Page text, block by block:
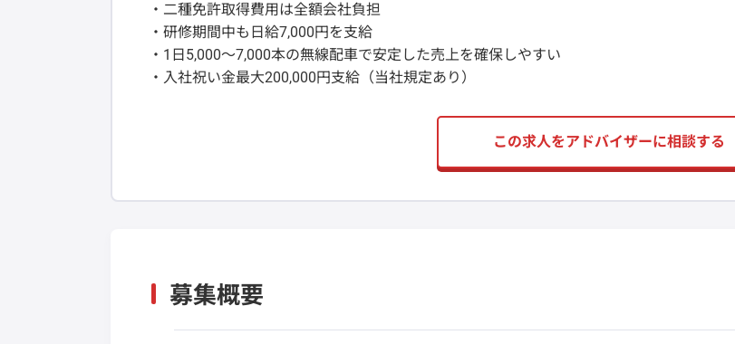
・二種免許取得費用は全額会社負担
・研修期間中も日給7,000円を支給
・1日5,000〜7,000本の無線配車で安定した売上を確保しやすい
・入社祝い金最大200,000円支給（当社規定あり）
この求人をアドバイザーに相談する
募集概要